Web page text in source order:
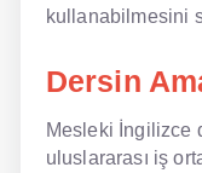
Offline İngilizce
Online İngilizce
kullanabilmesini
Dersin
Mesleki İngilizce
uluslararası iş